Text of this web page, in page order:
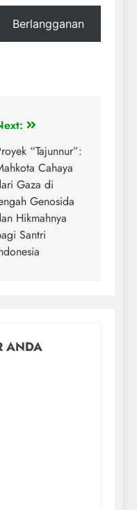
Berlangganan
“Tajunnur”:
Cahaya
Gaza di
Genosida
Hikmahnya
Santri
ANDA